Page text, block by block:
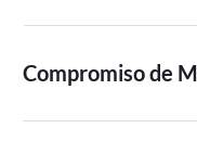
Compromiso de